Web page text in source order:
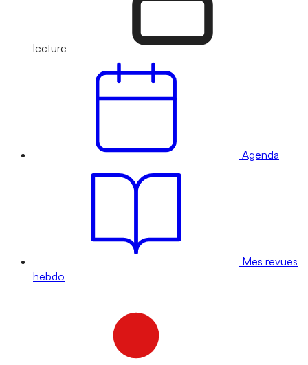
lecture
Agenda
Mes revues
hebdo